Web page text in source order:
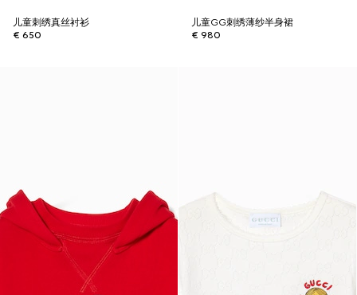
儿童刺绣真丝衬衫
€ 650
儿童GG刺绣薄纱半身裙
€ 980